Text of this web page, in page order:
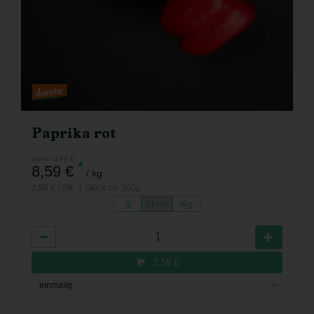
Paprika rot
8,59 € * / kg
g Stück Kg
2,58 €